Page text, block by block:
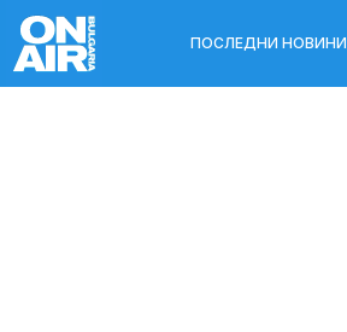
ПОСЛЕДНИ НОВИНИ